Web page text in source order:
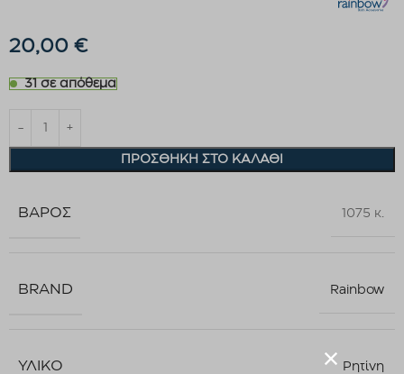
20,00 €
31 σε απόθεμα
ΠΡΟΣΘΉΚΗ ΣΤΟ ΚΑΛΆΘΙ
ΒΆΡΟΣ 1075 κ.
BRAND Rainbow
ΥΛΙΚΌ Ρητίνη